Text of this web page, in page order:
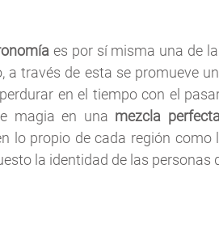
es por sí misma una de
a través de esta se promueve
en el tiempo con el
magia en una mezcla
lo propio de cada región
la identidad de las personas